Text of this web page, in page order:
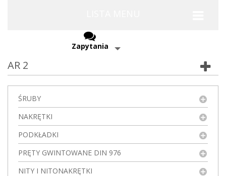
Zapytania
AR 2
ŚRUBY
NAKRĘTKI
PODKŁADKI
PRĘTY GWINTOWANE DIN 976
NITY I NITONAKRĘTKI